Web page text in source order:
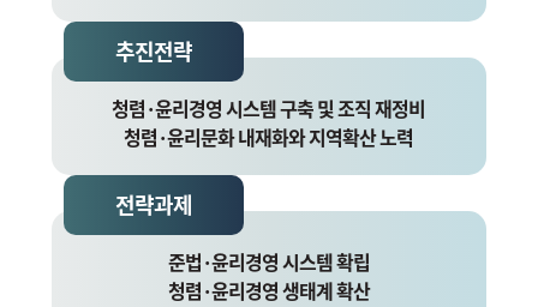
추진전략
청렴·윤리경영 시스템 구축 및 조직 재정비
청렴·윤리문화 내재화와 지역확산 노력
전략과제
준법·윤리경영 시스템 확립
청렴·윤리경영 생태계 확산